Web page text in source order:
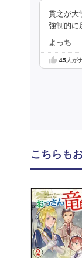
貫之が大
強制的に
よっち
45人が
こちらも